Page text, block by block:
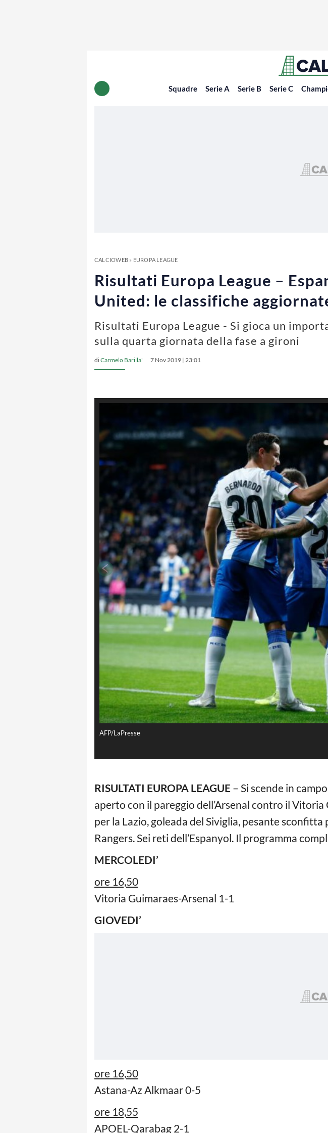
Squadre Serie A Serie B Serie C
CALCIOWEB» EUROPA LEAGUE
Risultati Europa League –
United: le classifiche
Risultati Europa League - Si gioca un
sulla quarta giornata della fase a gironi
diCarmelo Barilla' 7 Nov 2019 | 23:01
AFP/LaPresse
RISULTATI EUROPA LEAGUE – Si scende in
aperto con il pareggio dell’Arsenal contro il
per la Lazio, goleada del Siviglia, pesante
Rangers. Sei reti dell’Espanyol. Il programma
MERCOLEDI’
ore 16,50
Vitoria Guimaraes-Arsenal 1-1
GIOVEDI’
ore 16,50
Astana-Az Alkmaar 0-5
ore 18,55
APOEL-Qarabag 2-1